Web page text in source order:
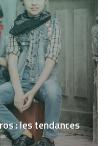
: les tendances